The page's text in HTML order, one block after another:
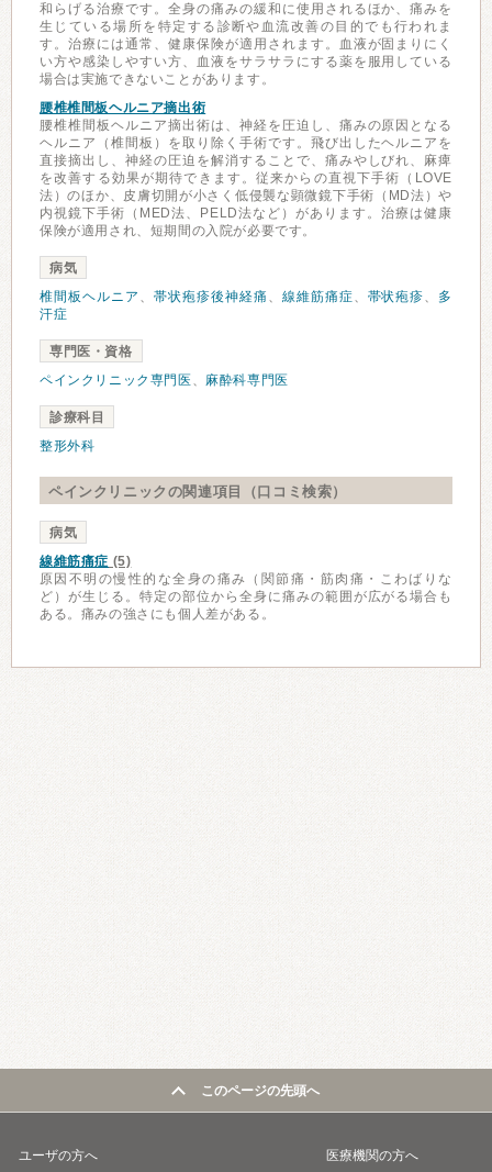
和らげる治療です。全身の痛みの緩和に使用されるほか、痛みを
生じている場所を特定する診断や血流改善の目的でも行われま
す。治療には通常、健康保険が適用されます。血液が固まりにく
い方や感染しやすい方、血液をサラサラにする薬を服用している
場合は実施できないことがあります。
腰椎椎間板ヘルニア摘出術
腰椎椎間板ヘルニア摘出術は、神経を圧迫し、痛みの原因となる
ヘルニア（椎間板）を取り除く手術です。飛び出したヘルニアを
直接摘出し、神経の圧迫を解消することで、痛みやしびれ、麻痺
を改善する効果が期待できます。従来からの直視下手術（LOVE
法）のほか、皮膚切開が小さく低侵襲な顕微鏡下手術（MD法）や
内視鏡下手術（MED法、PELD法など）があります。治療は健康
保険が適用され、短期間の入院が必要です。
病気
椎間板ヘルニア 、 帯状疱疹後神経痛 、 線維筋痛症、 帯状疱疹、 多
汗症
専門医・資格
ペインクリニック専門医 、 麻酔科専門医
診療科目
整形外科
ペインクリニックの関連項目（口コミ検索）
病気
線維筋痛症 (5)
原因不明の慢性的な全身の痛み（関節痛・筋肉痛・こわばりな
ど）が生じる。特定の部位から全身に痛みの範囲が広がる場合も
ある。痛みの強さにも個人差がある。
このページの先頭へ
ユーザの方へ 医療機関の方へ